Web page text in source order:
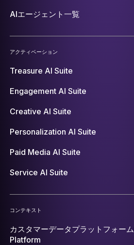
AIエージェント一覧
アクティベーション
Treasure AI Suite
Engagement AI Suite
Creative AI Suite
Personalization AI Suite
Paid Media AI Suite
Service AI Suite
コンテキスト
カスタマーデータプラットフォーム
Platform